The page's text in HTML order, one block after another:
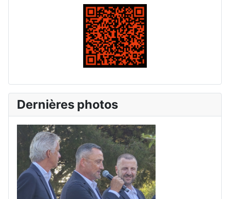
Dernières photos